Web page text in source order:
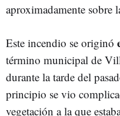
aproximadamente sobre
Este incendio se originó
término municipal de
durante la tarde del
principio se vio
vegetación a la que